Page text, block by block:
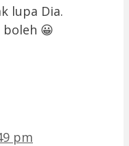
lupa Dia.
boleh 😀
pm